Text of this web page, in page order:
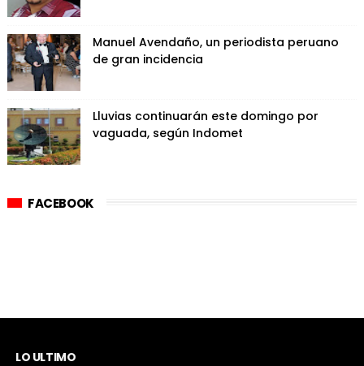
Manuel Avendaño, un periodista peruano
de gran incidencia
Lluvias continuarán este domingo por
vaguada, según Indomet
FACEBOOK
LO ULTIMO